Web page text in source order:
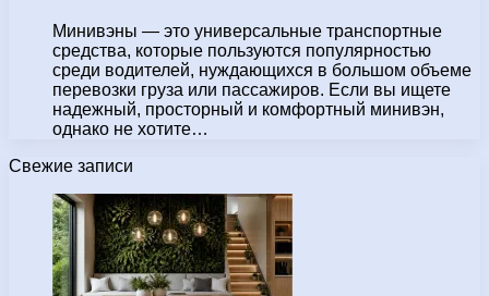
Минивэны — это универсальные транспортные
средства, которые пользуются популярностью
среди водителей, нуждающихся в большом объеме
перевозки груза или пассажиров. Если вы ищете
надежный, просторный и комфортный минивэн,
однако не хотите…
Свежие записи